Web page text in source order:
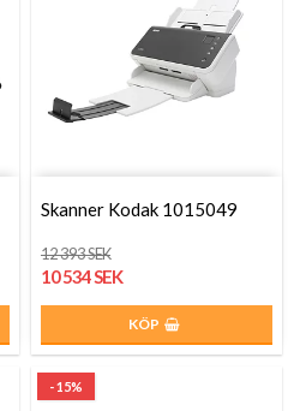
Skanner Kodak 1015049
12 393 SEK
10 534 SEK
KÖP
- 15%